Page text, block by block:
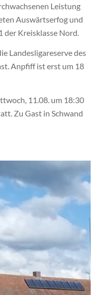
Leistung
Auswärtserfog und
der Kreisklasse Nord.
Landesligareserve des
Anpfiff ist erst um 18
11.08. um 18:30
Zu Gast in Schwand